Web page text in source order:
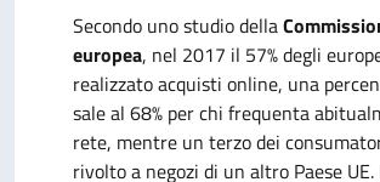
Secondo uno studio della
europea, nel 2017 il 57% degli
realizzato acquisti online, una
sale al 68% per chi frequenta
rete, mentre un terzo dei
rivolto a negozi di un altro Paese UE.